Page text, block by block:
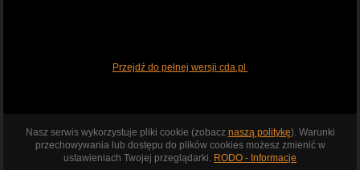
Przejdź do pełnej wersji cda.pl
Nasz serwis wykorzystuje pliki cookie (zobacz naszą politykę). Warunki
przechowywania lub dostępu do plików cookies możesz zmienić w
ustawieniach Twojej przeglądarki. RODO - Informacje